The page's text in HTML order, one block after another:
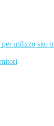
utilizzo sito